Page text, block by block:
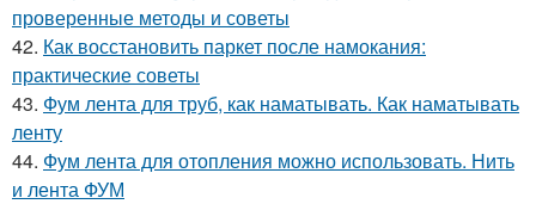
проверенные методы и советы
42. Как восстановить паркет после намокания:
практические советы
43. Фум лента для труб, как наматывать. Как наматывать
ленту
44. Фум лента для отопления можно использовать. Нить
и лента ФУМ